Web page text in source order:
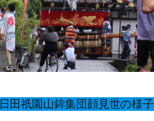
日田祇園山鉾集団顔見世の様子